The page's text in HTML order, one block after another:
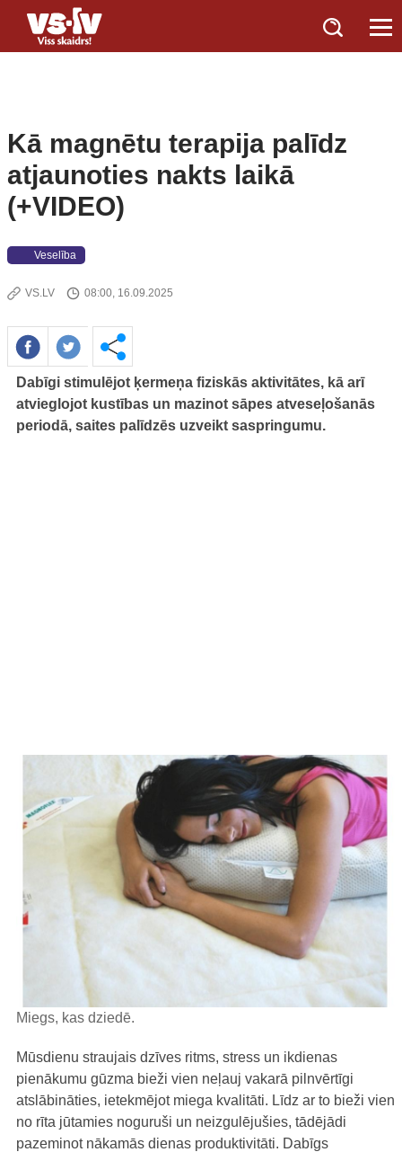
Kā magnētu terapija palīdz
atjaunoties nakts laikā
(+VIDEO)
Veselība
VS.LV 08:00, 16.09.2025
Dabīgi stimulējot ķermeņa fiziskās aktivitātes, kā arī
atvieglojot kustības un mazinot sāpes atveseļošanās
periodā, saites palīdzēs uzveikt saspringumu.
Miegs, kas dziedē.
Mūsdienu straujais dzīves ritms, stress un ikdienas
pienākumu gūzma bieži vien neļauj vakarā pilnvērtīgi
atslābināties, ietekmējot miega kvalitāti. Līdz ar to bieži vien
no rīta jūtamies noguruši un neizgulējušies, tādējādi
pazeminot nākamās dienas produktivitāti. Dabīgs